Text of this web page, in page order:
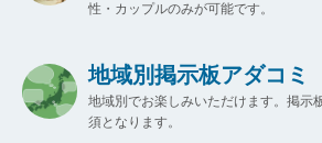
性・カップルのみが可能です。
地域別掲示板アダコミ
地域別でお楽しみいただけます。掲示
須となります。